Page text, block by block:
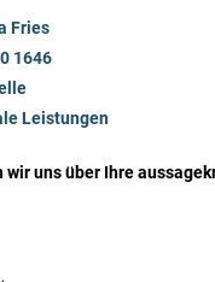
1646
Leistungen
uns über Ihre